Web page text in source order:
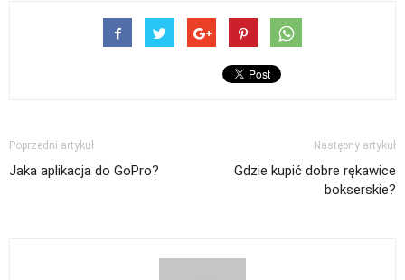
Poprzedni artykuł
Jaka aplikacja do GoPro?
Następny artykuł
Gdzie kupić dobre rękawice
bokserskie?